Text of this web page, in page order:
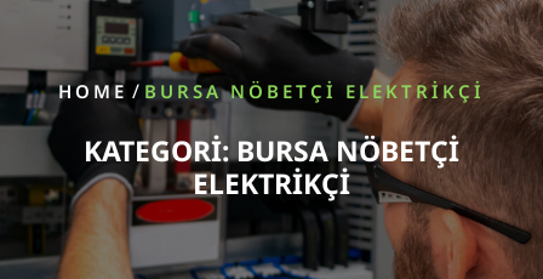
HOME / BURSA NÖBETÇI ELEKTRIKÇI
KATEGORI:BURSA NÖBETÇI
ELEKTRIKÇI